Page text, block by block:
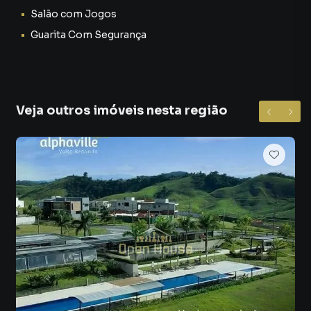
✅ Contato direto com a natureza
✅ Alto potencial de valorização
com área externa personalizada — seja com piscina,
espaço gourmet, jardim, pomar ou até mesmo uma área
Além disso, o imóvel já conta com projeto aprovado na
prefeitura, o que representa economia de tempo, menos
burocracia e mais rapidez para iniciar sua obra. 🚧📐
Outro grande diferencial é que o terreno possui escritura
pública, garantindo segurança jurídica total na negociação
e tranquilidade para você e sua família.
🌿 Viva em Meio à Natureza com Conforto e Infraestrutura
Completa
Salão com Jogos
Guarita Com Segurança
Veja outros imóveis nesta região